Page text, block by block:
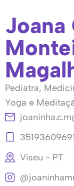
Pediatra,
Yoga e
Viseu - PT